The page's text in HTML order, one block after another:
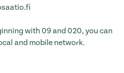
with 09 and 020, you can
and mobile network.